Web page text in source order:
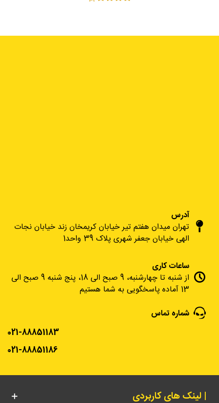
آدرس
تهران میدان هفتم تیر خیابان کریمخان زند خیابان نجات
الهی خیابان جعفر شهری پلاک 39 واحد1
ساعات کاری
از شنبه تا چهارشنبه، 9 صبح الی 18، پنج شنبه 9 صبح الی
13 آماده پاسخگویی به شما هستیم
شماره تماس
021-88851183
021-88851186
| لینک های کاربردی